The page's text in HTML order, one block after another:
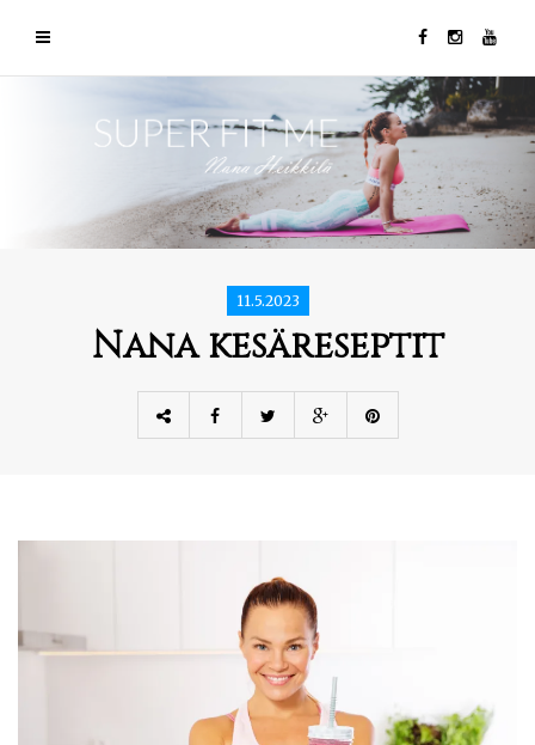
11.5.2023
Nana kesäreseptit